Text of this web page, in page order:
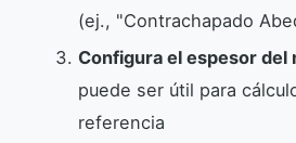
(ej., "Contrachapado
Configura el espesor del
puede ser útil para
referencia